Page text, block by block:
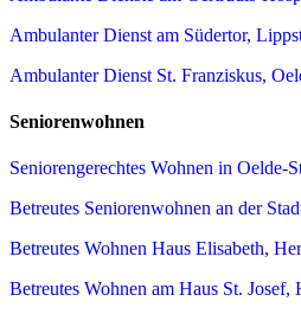
Ambulanter Dienst am Südertor,
Ambulanter Dienst St. Franziskus,
Seniorenwohnen
Seniorengerechtes Wohnen in Oelde-
Betreutes Seniorenwohnen an der
Betreutes Wohnen Haus Elisabeth,
Betreutes Wohnen am Haus St. Josef,